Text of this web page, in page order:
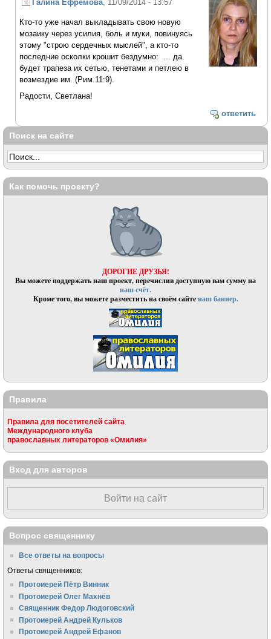
Галина Ефремова, 11/09/2014 - 13:57
Кто-то уже начал выкладывать свою новую
мозаику через усилия, боль и муки, повинуясь
этому "строю сердечных мыслей", а кто-то
последние осколки крошит бездумно: ... да
будет трапеза их сетью, тенетами и петлею в
возмездие им. (Рим.11:9).
Радости, Светлана!
ответить
Поиск на сайте
Как помочь проекту?
ДОРОГИЕ ДРУЗЬЯ!
Вы можете поддержать наш проект, перечислив доступную вам сумму на
наш счёт.
Кроме того, вы можете разместить на своём сайтенаш баннер.
Правила
Правила для посетителей сайта
Международного клуба
православных литераторов «Омилия»
Вход для авторов
Войти на сайт
Вопрос священнику
Все ответы на вопросы
Ответы священников:
Протоиерей Пётр Винник
Протоиерей Олег Махнёв
Священник Федор Людоговский
Протоиерей Андрей Кульков
Протоиерей Андрей Ефанов